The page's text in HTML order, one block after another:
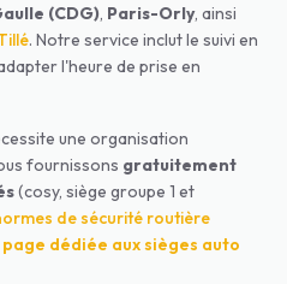
(CDG), Paris-Orly, ainsi
. Notre service inclut le suivi en
l'heure de prise en
une organisation
fournissons gratuitement
(cosy, siège groupe 1 et
de sécurité routière
page dédiée aux sièges auto